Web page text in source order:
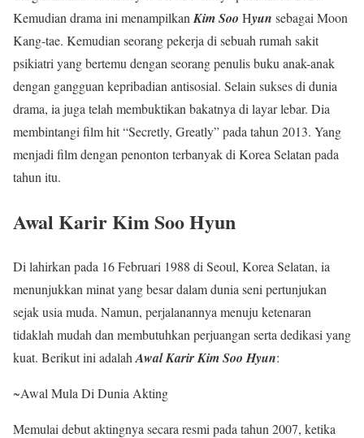
Kemudian drama ini menampilkanKim Soo Hyun sebagai Moon
Kang-tae. Kemudian seorang pekerja di sebuah rumah sakit
psikiatri yang bertemu dengan seorang penulis buku anak-anak
dengan gangguan kepribadian antisosial. Selain sukses di dunia
drama, ia juga telah membuktikan bakatnya di layar lebar. Dia
membintangi film hit “Secretly, Greatly” pada tahun 2013. Yang
menjadi film dengan penonton terbanyak di Korea Selatan pada
tahun itu.
Awal Karir Kim Soo Hyun
Di lahirkan pada 16 Februari 1988 di Seoul, Korea Selatan, ia
menunjukkan minat yang besar dalam dunia seni pertunjukan
sejak usia muda. Namun, perjalanannya menuju ketenaran
tidaklah mudah dan membutuhkan perjuangan serta dedikasi yang
kuat. Berikut ini adalah Awal Karir Kim Soo Hyun:
~Awal Mula Di Dunia Akting
Memulai debut aktingnya secara resmi pada tahun 2007, ketika